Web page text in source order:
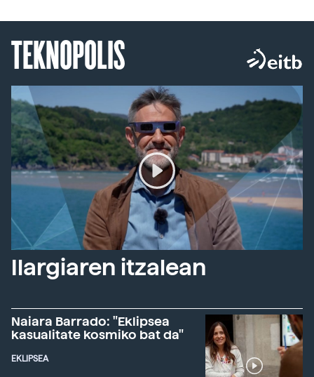
TEKNOPOLIS
Ilargiaren itzalean
Naiara Barrado: "Eklipsea
kasualitate kosmiko bat da"
EKLIPSEA